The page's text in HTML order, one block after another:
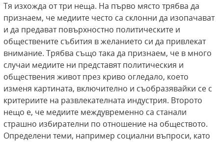
Тя изхожда от три неща. На първо място трябва да
признаем, че медиите често са склонни да изопачават
и да предават повърхностно политическите и
обществените събития в желанието си да привлекат
внимание. Трябва също така да признаем, че в много
случаи медиите ни представят политическия и
обществения живот през криво огледало, което
изменя картината, включително и съобразявайки се с
критериите на развлекателната индустрия. Второто
нещо е, че медиите междувременно са станали
страшно избирателни по отношение на обществото.
Определени теми, например социални въпроси, като